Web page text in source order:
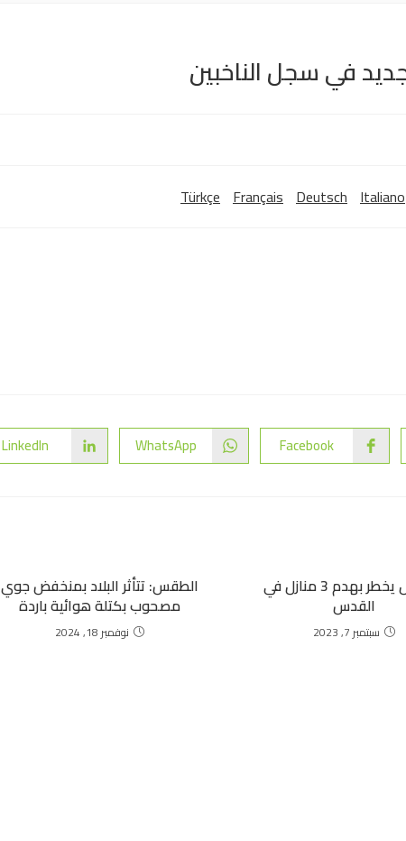
Türkçe Français Deutsch Italiano
Facebook
WhatsApp
LinkedIn
الطقس: تتأثر البلاد بمنخفض جوي
مصحوب بكتلة هوائية باردة
نوفمبر 18, 2024
الاحتلال يخطر بهدم 3 منازل في
القدس
سبتمبر 7, 2023